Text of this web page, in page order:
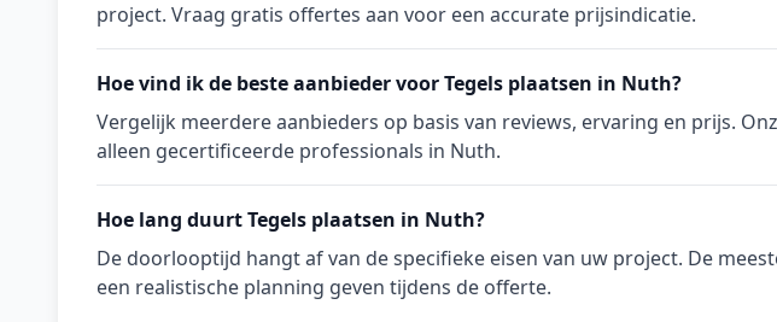
project. Vraag gratis offertes aan voor een accurate prijsindicatie.
Hoe vind ik de beste aanbieder voor Tegels plaatsen in Nuth?
Vergelijk meerdere aanbieders op basis van reviews, ervaring en prijs.
alleen gecertificeerde professionals in Nuth.
Hoe lang duurt Tegels plaatsen in Nuth?
De doorlooptijd hangt af van de specifieke eisen van uw project. De
een realistische planning geven tijdens de offerte.